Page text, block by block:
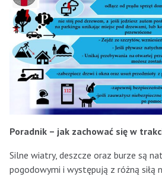
Poradnik – jak zachować się w
Silne wiatry, deszcze oraz burze są
pogodowymi i występują z różną siłą